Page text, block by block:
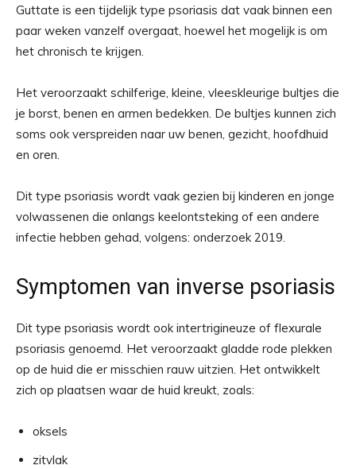
Guttate is een tijdelijk type psoriasis dat vaak binnen een
paar weken vanzelf overgaat, hoewel het mogelijk is om
het chronisch te krijgen.
Het veroorzaakt schilferige, kleine, vleeskleurige bultjes die
je borst, benen en armen bedekken. De bultjes kunnen zich
soms ook verspreiden naar uw benen, gezicht, hoofdhuid
en oren.
Dit type psoriasis wordt vaak gezien bij kinderen en jonge
volwassenen die onlangs keelontsteking of een andere
infectie hebben gehad, volgens: onderzoek 2019.
Symptomen van inverse psoriasis
Dit type psoriasis wordt ook intertrigineuze of flexurale
psoriasis genoemd. Het veroorzaakt gladde rode plekken
op de huid die er misschien rauw uitzien. Het ontwikkelt
zich op plaatsen waar de huid kreukt, zoals:
oksels
zitvlak